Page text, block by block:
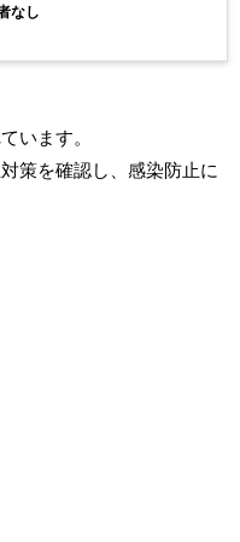
なし
います。
策を確認し、感染防止に